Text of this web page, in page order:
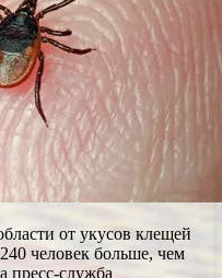
от укусов клещей
человек больше, чем
пресс-служба